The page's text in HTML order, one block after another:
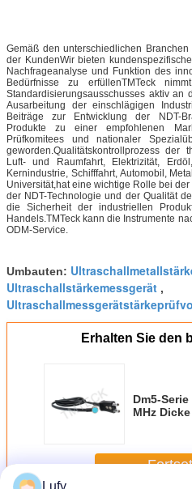
Gemäß den unterschiedlichen
der KundenWir bieten
Nachfrageanalyse und Funktion des
Bedürfnisse zu erfüllenTMTeck
Standardisierungsausschusses aktiv an
Ausarbeitung der einschlägigen
Beiträge zur Entwicklung der NDT-
Produkte zu einer empfohlenen
Prüfkomitees und nationaler
geworden.Qualitätskontrollprozess der
Luft- und Raumfahrt, Elektrizität,
Kernindustrie, Schifffahrt, Automobil,
Universität,hat eine wichtige Rolle bei
der NDT-Technologie und der Qualität
die Sicherheit der industriellen
Handels.TMTeck kann die Instrumente
ODM-Service.
Umbauten:
Ultraschallstärkemessgerät ,
Erhalten Sie den
Dm5-
MHz
Lufy